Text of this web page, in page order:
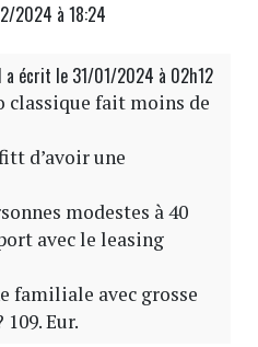
2024 à 18:24
a écrit le 31/01/2024 à 02h12
classique fait moins de
d’avoir une
modestes à 40
avec le leasing
familiale avec grosse
Eur.